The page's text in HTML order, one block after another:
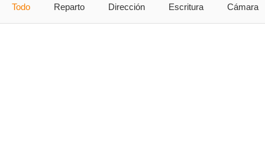
Todo Reparto Dirección Escritura Cámara